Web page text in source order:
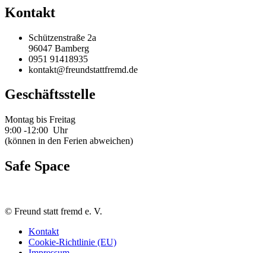
Kontakt
Schützenstraße 2a
96047 Bamberg
0951 91418935
kontakt@freundstattfremd.de
Geschäftsstelle
Montag bis Freitag
9:00 -12:00 Uhr
(können in den Ferien abweichen)
Safe Space
© Freund statt fremd e. V.
Kontakt
Cookie-Richtlinie (EU)